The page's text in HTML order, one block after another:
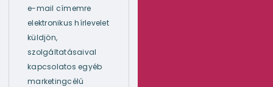
e-mail címemre
elektronikus hírlevelet
küldjön,
szolgáltatásaival
kapcsolatos egyéb
marketingcélú